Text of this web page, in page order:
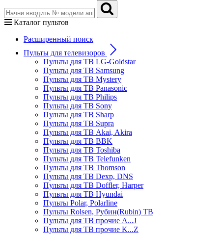
Каталог пультов
Расширенный поиск
Пульты для телевизоров
Пульты для ТВ LG-Goldstar
Пульты для ТВ Samsung
Пульты для ТВ Mystery
Пульты для ТВ Panasonic
Пульты для ТВ Philips
Пульты для ТВ Sony
Пульты для ТВ Sharp
Пульты для ТВ Supra
Пульты для ТВ Akai, Akira
Пульты для ТВ BBK
Пульты для ТВ Toshiba
Пульты для ТВ Telefunken
Пульты для ТВ Thomson
Пульты для ТВ Dexp, DNS
Пульты для ТВ Doffler, Harper
Пульты для ТВ Hyundai
Пульты Polar, Polarline
Пульты Rolsen, Рубин(Rubin) ТВ
Пульты для ТВ прочие A...J
Пульты для ТВ прочие K...Z